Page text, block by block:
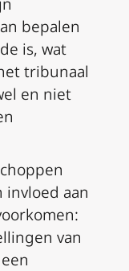
bepalen
is, wat
tribunaal
en niet
invloed aan
van